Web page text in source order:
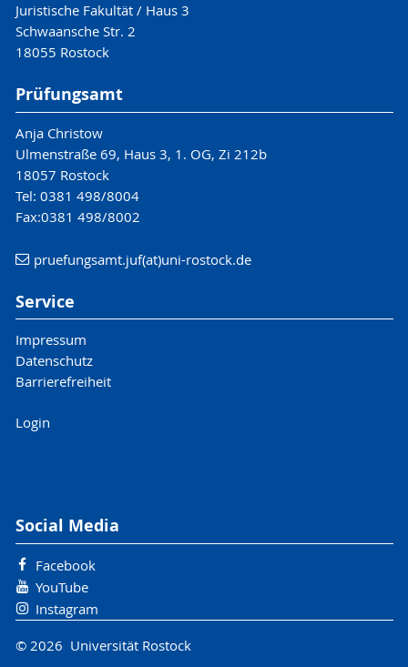
Juristische Fakultät / Haus 3
Schwaansche Str. 2
18055 Rostock
Prüfungsamt
Anja Christow
Ulmenstraße 69, Haus 3, 1. OG, Zi 212b
18057 Rostock
Tel: 0381 498/8004
Fax:0381 498/8002
pruefungsamt.juf(at)uni-rostock.de
Service
Impressum
Datenschutz
Barrierefreiheit
Login
Social Media
Facebook
YouTube
Instagram
© 2026 Universität Rostock